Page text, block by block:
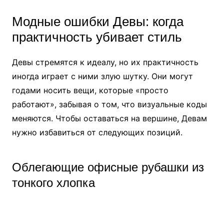
Модные ошибки Девы: когда
практичность убивает стиль
Девы стремятся к идеалу, но их практичность
иногда играет с ними злую шутку. Они могут
годами носить вещи, которые «просто
работают», забывая о том, что визуальные коды
меняются. Чтобы оставаться на вершине, Девам
нужно избавиться от следующих позиций.
Облегающие офисные рубашки из
тонкого хлопка